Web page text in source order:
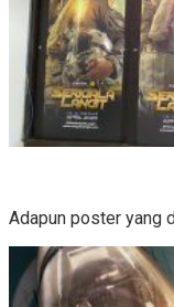
Adapun poster yang